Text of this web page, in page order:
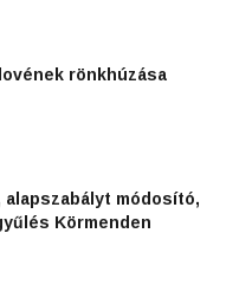
rönkhúzása
módosító,
Körmenden